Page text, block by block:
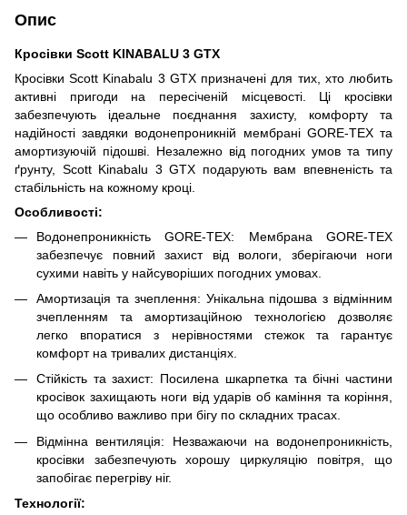
Опис
Кросівки Scott KINABALU 3 GTX
Кросівки Scott Kinabalu 3 GTX призначені для тих, хто любить
активні пригоди на пересіченій місцевості. Ці кросівки
забезпечують ідеальне поєднання захисту, комфорту та
надійності завдяки водонепроникній мембрані GORE-TEX та
амортизуючій підошві. Незалежно від погодних умов та типу
ґрунту, Scott Kinabalu 3 GTX подарують вам впевненість та
стабільність на кожному кроці.
Особливості:
Водонепроникність GORE-TEX: Мембрана GORE-TEX
забезпечує повний захист від вологи, зберігаючи ноги
сухими навіть у найсуворіших погодних умовах.
Амортизація та зчеплення: Унікальна підошва з відмінним
зчепленням та амортизаційною технологією дозволяє
легко впоратися з нерівностями стежок та гарантує
комфорт на тривалих дистанціях.
Стійкість та захист: Посилена шкарпетка та бічні частини
кросівок захищають ноги від ударів об каміння та коріння,
що особливо важливо при бігу по складних трасах.
Відмінна вентиляція: Незважаючи на водонепроникність,
кросівки забезпечують хорошу циркуляцію повітря, що
запобігає перегріву ніг.
Технології: